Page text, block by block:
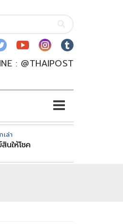
: @THAIPOST
ล่า
นให้โชค